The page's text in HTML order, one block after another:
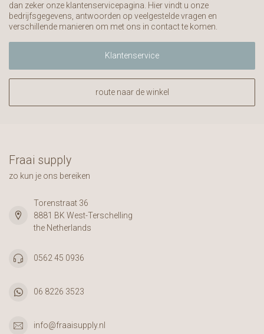
dan zeker onze klantenservicepagina. Hier vindt u onze
bedrijfsgegevens, antwoorden op veelgestelde vragen en
verschillende manieren om met ons in contact te komen.
Klantenservice
route naar de winkel
Fraai supply
zo kun je ons bereiken
Torenstraat 36
8881 BK West-Terschelling
the Netherlands
0562 45 0936
06 8226 3523
info@fraaisupply.nl